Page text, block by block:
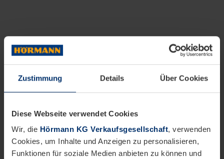
Zustimmung Details Über Cookies
Diese Webseite verwendet Cookies
Wir, die Hörmann KG Verkaufsgesellschaft, verwenden
Cookies, um Inhalte und Anzeigen zu personalisieren,
Funktionen für soziale Medien anbieten zu können und